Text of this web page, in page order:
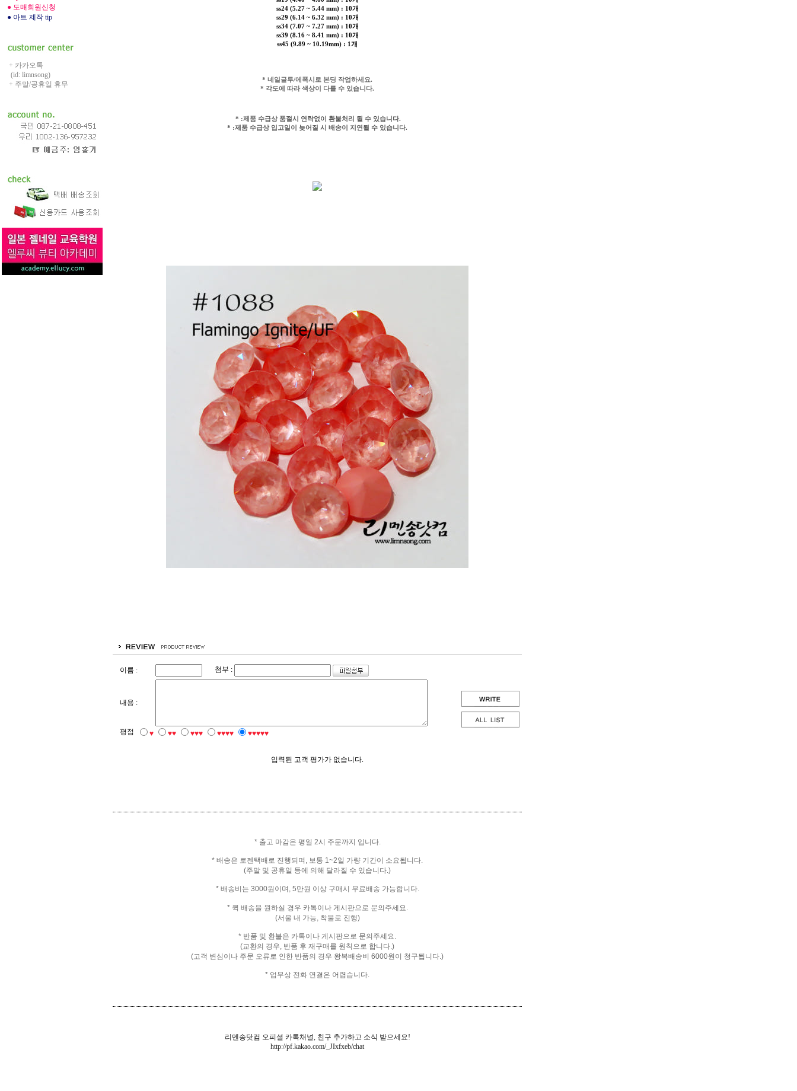
● 도매회원신청
● 아트 제작 tip
+ 카카오톡
(id: limnsong)
+ 주말/공휴일 휴무
ss24 (5.27 ~ 5.44 mm) : 10개
ss29 (6.14 ~ 6.32 mm) : 10개
ss34 (7.07 ~ 7.27 mm) : 10개
ss39 (8.16 ~ 8.41 mm) : 10개
ss45 (9.89 ~ 10.19mm) : 1개
* 네일글루/에폭시로 본딩 작업하세요.
* 각도에 따라 색상이 다를 수 있습니다.
* :제품 수급상 품절시 연락없이 환불처리 될 수 있습니다.
* :제품 수급상 입고일이 늦어질 시 배송이 지연될 수 있습니다.
이름 : 첨부 :
내용 :
평점 ♥ ♥♥ ♥♥♥ ♥♥♥♥ ♥♥♥♥♥
입력된 고객 평가가 없습니다.
* 출고 마감은 평일 2시 주문까지 입니다.
* 배송은 로젠택배로 진행되며, 보통 1~2일 가량 기간이 소요됩니다.
(주말 및 공휴일 등에 의해 달라질 수 있습니다.)
* 배송비는 3000원이며, 5만원 이상 구매시 무료배송 가능합니다.
* 퀵 배송을 원하실 경우 카톡이나 게시판으로 문의주세요.
(서울 내 가능, 착불로 진행)
* 반품 및 환불은 카톡이나 게시판으로 문의주세요.
(교환의 경우, 반품 후 재구매를 원칙으로 합니다.)
(고객 변심이나 주문 오류로 인한 반품의 경우 왕복배송비 6000원이 청구됩니다.)
* 업무상 전화 연결은 어렵습니다.
리멘송닷컴 오피셜 카톡채널, 친구 추가하고 소식 받으세요!
http://pf.kakao.com/_JIxfxeb/chat